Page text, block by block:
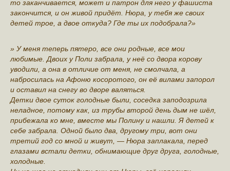
то заканчивается, может и патрон для него у фашиста
закончится, и он живой придёт. Нюра, у тебя же своих
детей трое, а двое откуда? Где ты их подобрала?»
» У меня теперь пятеро, все они родные, все мои
любимые. Двоих у Поли забрала, у неё со двора корову
уводили, а она в отличие от меня, не смолчала, а
набросилась на Афоню косоротого, он её вилами запорол
и оставил на снегу во дворе валяться.
Детки двое суток голодные были, соседка заподозрила
неладное, потому как, из трубы второй день дым не шёл,
прибежала ко мне, вместе мы Полину и нашли. Я детей к
себе забрала. Одной было два, другому три, вот они
третий год со мной и живут, — Нюра заплакала, перед
глазами встали детки, обнимающие друг друга, голодные,
холодные.